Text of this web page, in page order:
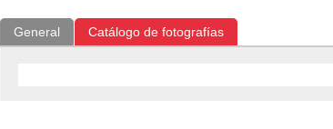
General Catálogo de fotografías